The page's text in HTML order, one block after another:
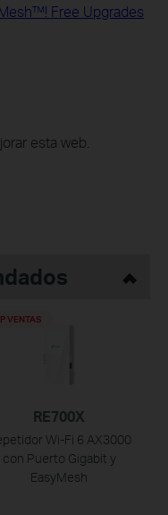
Free Upgrades
esta web.
RE700X
Wi-Fi 6 AX3000
con Puerto Gigabit y
EasyMesh
VENTAS